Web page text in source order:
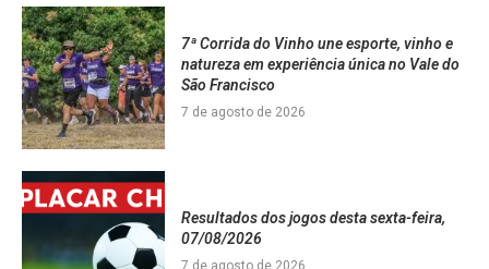
7ª Corrida do Vinho une esporte, vinho e
natureza em experiência única no Vale do
São Francisco
7 de agosto de 2026
Resultados dos jogos desta sexta-feira,
07/08/2026